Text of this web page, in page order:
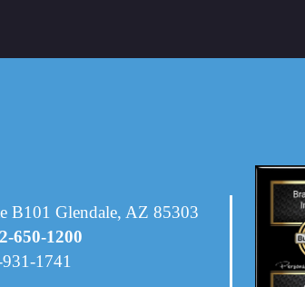
B101 Glendale, AZ 85303
650-1200
1741